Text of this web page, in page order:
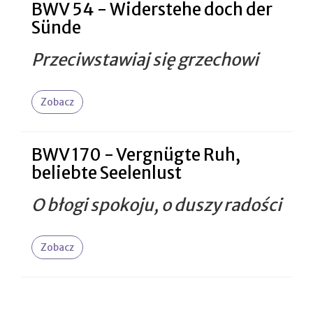
BWV 54 - Widerstehe doch der
Sünde
Przeciwstawiaj się grzechowi
Zobacz
BWV 170 - Vergnügte Ruh,
beliebte Seelenlust
O błogi spokoju, o duszy radości
Zobacz